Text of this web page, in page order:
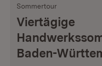
Sommertour
Viertägige
Baden-